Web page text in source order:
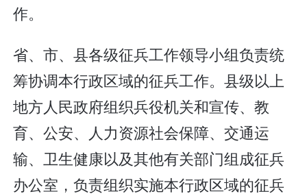
作。
省、市、县各级征兵工作领导小组负责统
筹协调本行政区域的征兵工作。县级以上
地方人民政府组织兵役机关和宣传、教
育、公安、人力资源社会保障、交通运
输、卫生健康以及其他有关部门组成征兵
办公室，负责组织实施本行政区域的征兵